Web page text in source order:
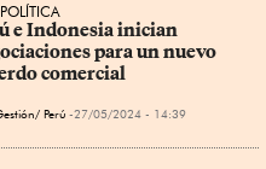
e Indonesia inician
para un nuevo
comercial
Perú 27/05/2024 - 14:39